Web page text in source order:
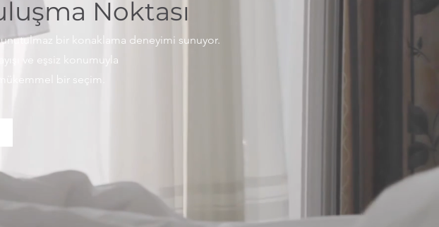
Noktası
bir konaklama deneyimi sunuyor.
ve eşsiz konumuyla
bir seçim.